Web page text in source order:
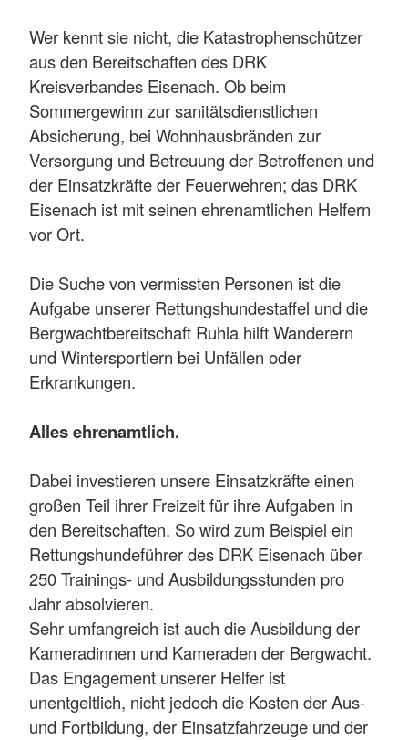
Wer kennt sie nicht, die Katastrophenschützer
aus den Bereitschaften des DRK
Kreisverbandes Eisenach. Ob beim
Sommergewinn zur sanitätsdienstlichen
Absicherung, bei Wohnhausbränden zur
Versorgung und Betreuung der Betroffenen und
der Einsatzkräfte der Feuerwehren; das DRK
Eisenach ist mit seinen ehrenamtlichen Helfern
vor Ort.
Die Suche von vermissten Personen ist die
Aufgabe unserer Rettungshundestaffel und die
Bergwachtbereitschaft Ruhla hilft Wanderern
und Wintersportlern bei Unfällen oder
Erkrankungen.
Alles ehrenamtlich.
Dabei investieren unsere Einsatzkräfte einen
großen Teil ihrer Freizeit für ihre Aufgaben in
den Bereitschaften. So wird zum Beispiel ein
Rettungshundeführer des DRK Eisenach über
250 Trainings- und Ausbildungsstunden pro
Jahr absolvieren.
Sehr umfangreich ist auch die Ausbildung der
Kameradinnen und Kameraden der Bergwacht.
Das Engagement unserer Helfer ist
unentgeltlich, nicht jedoch die Kosten der Aus-
und Fortbildung, der Einsatzfahrzeuge und der